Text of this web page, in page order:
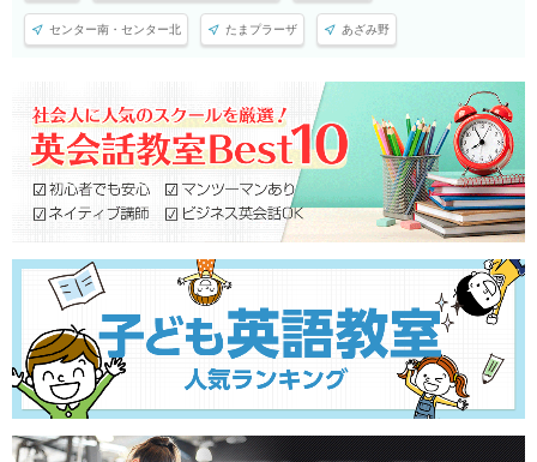
センター南・センター北 たまプラーザ あざみ野